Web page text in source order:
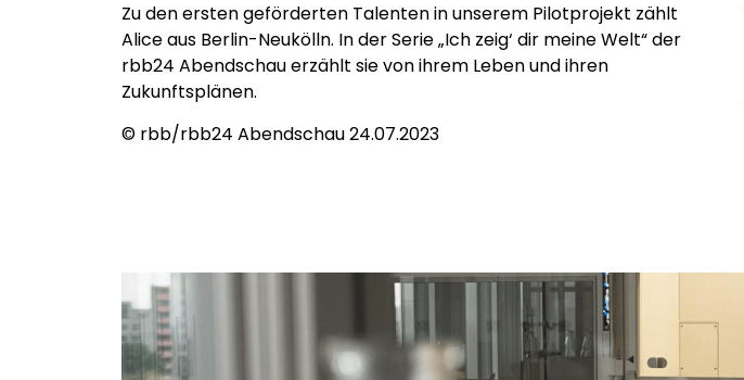
Zu den ersten geförderten Talenten in unserem Pilotprojekt zählt
Alice aus Berlin-Neukölln. In der Serie „Ich zeig‘ dir meine Welt“ der
rbb24 Abendschau erzählt sie von ihrem Leben und ihren
Zukunftsplänen.
© rbb/rbb24 Abendschau 24.07.2023